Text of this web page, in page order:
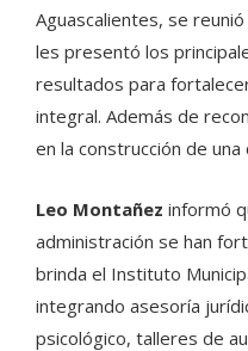
Aguascalientes, se
les presentó los
resultados para
integral. Además de
en la construcción de
Leo Montañez informó
administración se han
brinda el Instituto
integrando asesoría
psicológico, talleres de